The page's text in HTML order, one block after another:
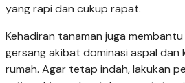
yang rapi dan cukup rapat.
Kehadiran tanaman juga
gersang akibat dominasi aspal dan
rumah. Agar tetap indah, lakukan